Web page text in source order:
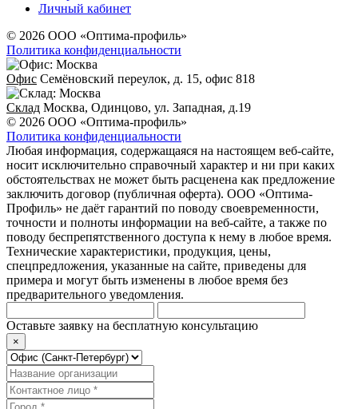
Личный кабинет
© 2026 ООО «Оптима-профиль»
Политика конфиденциальности
Офис Семёновский переулок, д. 15, офис 818
Склад Москва, Одинцово, ул. Западная, д.19
© 2026 ООО «Оптима-профиль»
Политика конфиденциальности
Любая информация, содержащаяся на настоящем веб-сайте,
носит исключительно справочный характер и ни при каких
обстоятельствах не может быть расценена как предложение
заключить договор (публичная оферта). ООО «Оптима-
Профиль» не даёт гарантий по поводу своевременности,
точности и полноты информации на веб-сайте, а также по
поводу беспрепятственного доступа к нему в любое время.
Технические характеристики, продукция, цены,
спецпредложения, указанные на сайте, приведены для
примера и могут быть изменены в любое время без
предварительного уведомления.
Оставьте заявку на бесплатную консультацию
×